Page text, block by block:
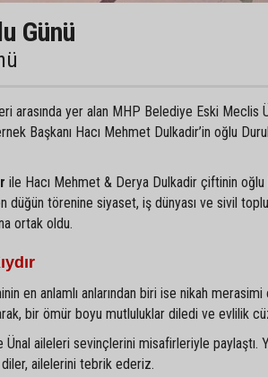
Günü
arasında yer alan MHP Belediye Eski Meclis
Başkanı Hacı Mehmet Dulkadir’in oğlu
ile Hacı Mehmet & Derya Dulkadir çiftinin oğlu
düğün törenine siyaset, iş dünyası ve sivil
ortak oldu.
en anlamlı anlarından biri ise nikah merasimi
bir ömür boyu mutluluklar diledi ve evlilik
aileleri sevinçlerini misafirleriyle paylaştı.
ailelerini tebrik ederiz.